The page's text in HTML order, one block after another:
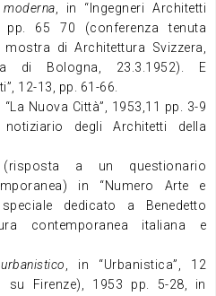
, in “Ingegneri Architetti
pp. 65 70 (conferenza tenuta
mostra di Architettura Svizzera,
di Bologna, 23.3.1952). E
12-13, pp. 61-66.
“La Nuova Città”, 1953,11 pp. 3-9
notiziario degli Architetti della
(risposta a un questionario
in “Numero Arte e
dedicato a Benedetto
contemporanea italiana e
, in “Urbanistica”, 12
su Firenze), 1953 pp. 5-28, in